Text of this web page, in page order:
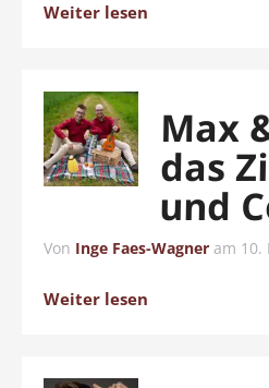
Weiter lesen
Max
das
und
Von Inge Faes-Wagner am 10.
Weiter lesen